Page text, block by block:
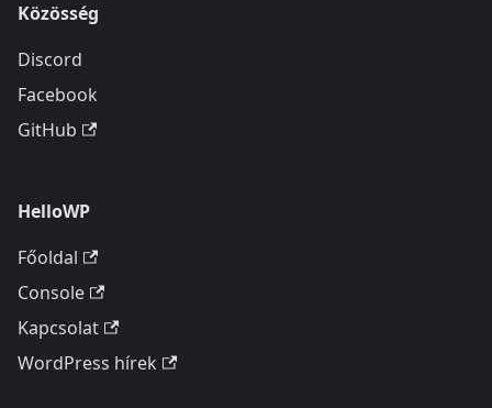
Közösség
Discord
Facebook
GitHub
HelloWP
Főoldal
Console
Kapcsolat
WordPress hírek